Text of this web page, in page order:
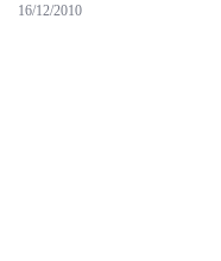
16/12/2010